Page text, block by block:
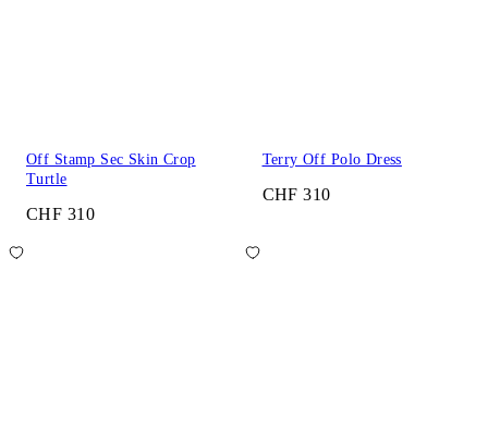
Off Stamp Sec Skin Crop
Turtle
CHF 310
Terry Off Polo Dress
CHF 310